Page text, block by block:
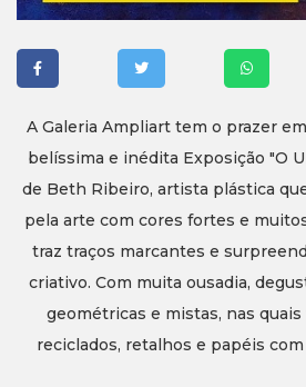
A Galeria Ampliart tem o prazer
belíssima e inédita Exposição "O
de Beth Ribeiro, artista plástica
pela arte com cores fortes e
traz traços marcantes e
criativo. Com muita ousadia,
geométricas e mistas, nas
reciclados, retalhos e papéis